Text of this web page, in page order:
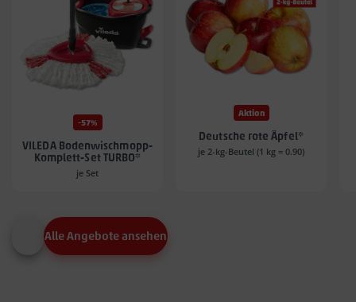
-57%
VILEDA Bodenwischmopp-
Komplett-Set TURBO*
je Set
Aktion
Deutsche rote Äpfel*
je 2-kg-Beutel (1 kg = 0.90)
Alle Angebote ansehen